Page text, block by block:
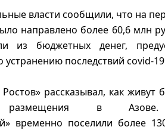
власти сообщили, что на
направлено более 60,6 млн
из бюджетных денег,
последствий covid-
рассказывал, как живут
размещения в
временно поселили более